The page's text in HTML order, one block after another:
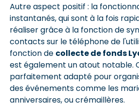
Autre aspect positif : la
instantanés, qui sont à la fois
réaliser grâce à la fonction de
contacts sur le téléphone de
fonction de collecte de fonds
est également un atout notable.
parfaitement adapté pour
des événements comme les
anniversaires, ou crémaillères.